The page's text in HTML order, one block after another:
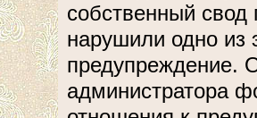
собственный
нарушили одно из
предупреждение.
администратора